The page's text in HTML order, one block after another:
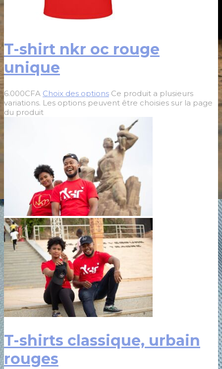
T-shirt nkr oc rouge
unique
6.000CFA Choix des options Ce produit a plusieurs
variations. Les options peuvent être choisies sur la page
du produit
T-shirts classique, urbain
rouges